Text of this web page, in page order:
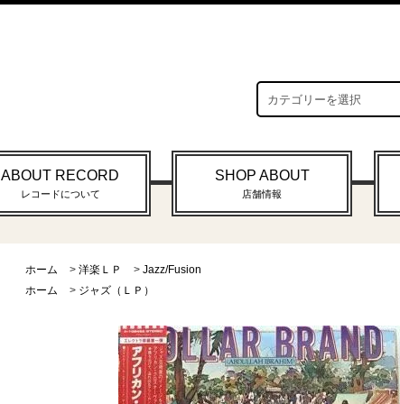
ABOUT RECORD
レコードについて
SHOP ABOUT
店舗情報
ホーム > 洋楽ＬＰ > Jazz/Fusion
ホーム
> ジャズ（ＬＰ）